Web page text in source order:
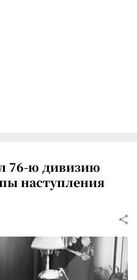
76-ю дивизию
наступления